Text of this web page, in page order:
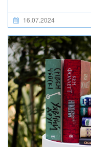
16.07.2024